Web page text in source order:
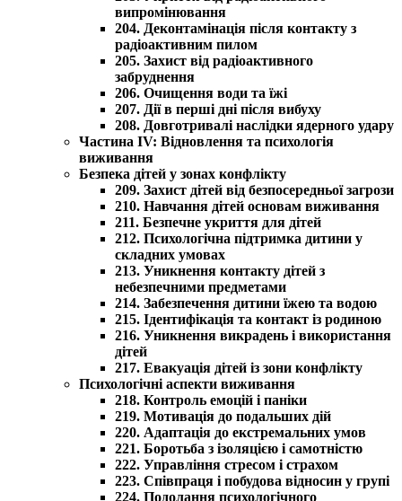
випромінювання
204. Деконтамінація після контакту з
радіоактивним пилом
205. Захист від радіоактивного
забруднення
206. Очищення води та їжі
207. Дії в перші дні після вибуху
208. Довготривалі наслідки ядерного удару
Частина IV: Відновлення та психологія
виживання
Безпека дітей у зонах конфлікту
209. Захист дітей від безпосередньої загрози
210. Навчання дітей основам виживання
211. Безпечне укриття для дітей
212. Психологічна підтримка дитини у
складних умовах
213. Уникнення контакту дітей з
небезпечними предметами
214. Забезпечення дитини їжею та водою
215. Ідентифікація та контакт із родиною
216. Уникнення викрадень і використання
дітей
217. Евакуація дітей із зони конфлікту
Психологічні аспекти виживання
218. Контроль емоцій і паніки
219. Мотивація до подальших дій
220. Адаптація до екстремальних умов
221. Боротьба з ізоляцією і самотністю
222. Управління стресом і страхом
223. Співпраця і побудова відносин у групі
224. Подолання психологічного